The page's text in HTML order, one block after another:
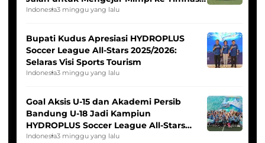
Indonesia Putri
Indonesia3 minggu yang lalu
Bupati Kudus Apresiasi HYDROPLUS
Soccer League All-Stars 2025/2026:
Selaras Visi Sports Tourism
Indonesia3 minggu yang lalu
Goal Aksis U-15 dan Akademi Persib
Bandung U-18 Jadi Kampiun
HYDROPLUS Soccer League All-Stars
2025/2026
Indonesia3 minggu yang lalu